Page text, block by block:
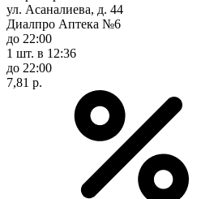
ул. Асаналиева, д. 44
Диалпро Аптека №6
до 22:00
1 шт. в 12:36
до 22:00
7,81 р.